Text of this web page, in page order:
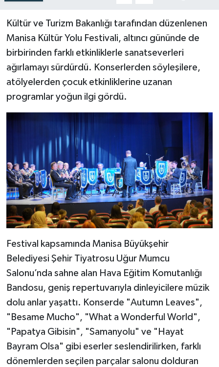
Kültür ve Turizm Bakanlığı tarafından düzenlenen
Manisa Kültür Yolu Festivali, altıncı gününde de
birbirinden farklı etkinliklerle sanatseverleri
ağırlamayı sürdürdü. Konserlerden söyleşilere,
atölyelerden çocuk etkinliklerine uzanan
programlar yoğun ilgi gördü.
Festival kapsamında Manisa Büyükşehir
Belediyesi Şehir Tiyatrosu Uğur Mumcu
Salonu’nda sahne alan Hava Eğitim Komutanlığı
Bandosu, geniş repertuvarıyla dinleyicilere müzik
dolu anlar yaşattı. Konserde "Autumn Leaves",
"Besame Mucho", "What a Wonderful World",
"Papatya Gibisin", "Samanyolu" ve "Hayat
Bayram Olsa" gibi eserler seslendirilirken, farklı
dönemlerden seçilen parçalar salonu dolduran